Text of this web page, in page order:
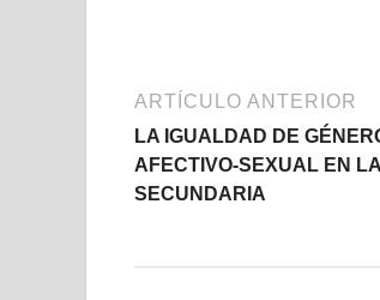
ARTÍCULO ANTERIOR
LA IGUALDAD DE
AFECTIVO-SEXUAL EN
SECUNDARIA